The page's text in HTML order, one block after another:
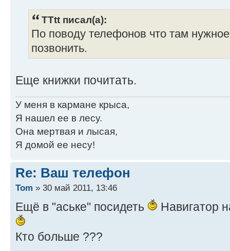
TTtt писал(а):
По поводу телефонов что там нужное
позвонить.
Еще книжки почитать.
У меня в кармане крыса,
Я нашел ее в лесу.
Она мертвая и лысая,
Я домой ее несу!
Re: Ваш телефон
Tom » 30 май 2011, 13:46
Ещё в "аське" посидеть Навигатор
Кто больше ???